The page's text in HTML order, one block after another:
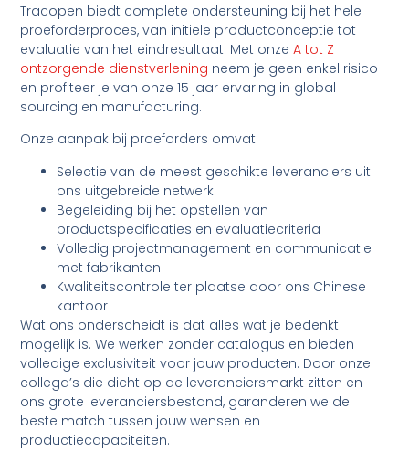
Tracopen biedt complete ondersteuning bij het hele
proeforderproces, van initiële productconceptie tot
evaluatie van het eindresultaat. Met onzeA tot Z
ontzorgende dienstverlening neem je geen enkel risico
en profiteer je van onze 15 jaar ervaring in global
sourcing en manufacturing.
Onze aanpak bij proeforders omvat:
Selectie van de meest geschikte leveranciers uit
ons uitgebreide netwerk
Begeleiding bij het opstellen van
productspecificaties en evaluatiecriteria
Volledig projectmanagement en communicatie
met fabrikanten
Kwaliteitscontrole ter plaatse door ons Chinese
kantoor
Wat ons onderscheidt is dat alles wat je bedenkt
mogelijk is. We werken zonder catalogus en bieden
volledige exclusiviteit voor jouw producten. Door onze
collega’s die dicht op de leveranciersmarkt zitten en
ons grote leveranciersbestand, garanderen we de
beste match tussen jouw wensen en
productiecapaciteiten.